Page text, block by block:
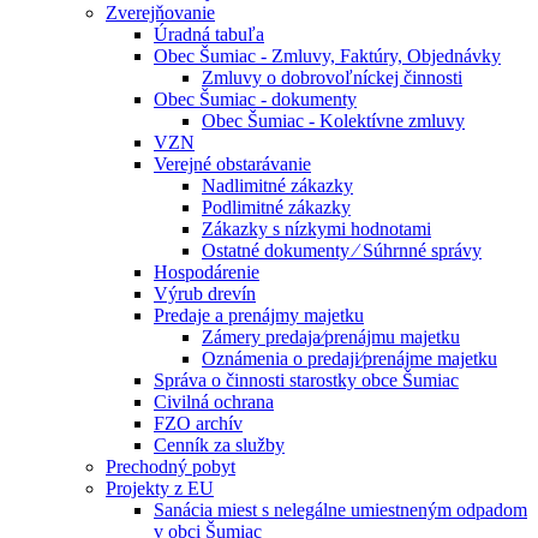
Zverejňovanie
Úradná tabuľa
Obec Šumiac - Zmluvy, Faktúry, Objednávky
Zmluvy o dobrovoľníckej činnosti
Obec Šumiac - dokumenty
Obec Šumiac - Kolektívne zmluvy
VZN
Verejné obstarávanie
Nadlimitné zákazky
Podlimitné zákazky
Zákazky s nízkymi hodnotami
Ostatné dokumenty ⁄ Súhrnné správy
Hospodárenie
Výrub drevín
Predaje a prenájmy majetku
Zámery predaja⁄prenájmu majetku
Oznámenia o predaji⁄prenájme majetku
Správa o činnosti starostky obce Šumiac
Civilná ochrana
FZO archív
Cenník za služby
Prechodný pobyt
Projekty z EU
Sanácia miest s nelegálne umiestneným odpadom
v obci Šumiac